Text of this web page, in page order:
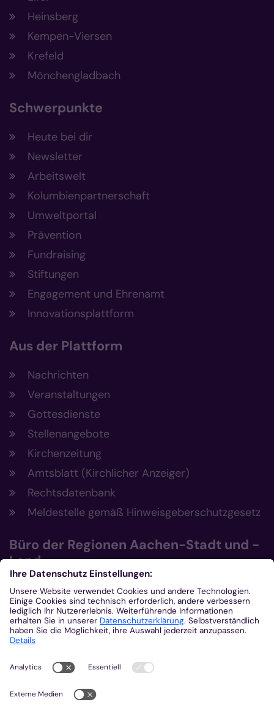
Heinsberg
Kempen-Viersen
Krefeld
Mönchengladbach
Schwerpunkte
Heute bei dir
Newsletter
Arbeitswelt
Kolumbienpartnerschaft
Umweltportal
Prävention
Fundraising
Stiftungen
Engagement und Ehrenamt
Innovationsplattform
Aus der Plattform
Nachrichten
Veranstaltungen
Gottesdienste
Stellenangebote
Kirchenzeitung
Amtsblatt (Kirchlicher Anzeiger)
Rechtsdatenbank
Meldestelle gemäß Hinweisgeberschutzgesetz
Büro der Regionen Aachen-Stadt und -
Land
Büro der Regionen Aachen-Stadt und
Aachen-Land
Post- und Besucheradresse
Eupener Str. 134
52066 Aachen
0241 4790-101
0241 4790-222